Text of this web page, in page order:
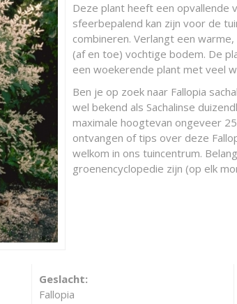
Deze plant heeft een opvallende
sfeerbepalend kan zijn voor de
combineren. Verlangt een
(af en toe) vochtige bodem. De
een woekerende plant met veel
Ben je op zoek naar Fallopia
wel bekend als Sachalinse
maximale hoogtevan ongeveer
ontvangen of tips over deze
welkom in ons tuincentrum.
groenencyclopedie zijn (op elk
Geslacht:
Fallopia